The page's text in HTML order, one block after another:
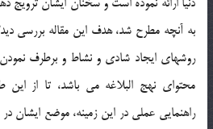
به آنچه مطرح شد، هدف اين مقاله بررسي
روشهاي ايجاد شادي و نشاط و برطرف
محتواي نهج البلاغه مي باشد، تا از
راهنمايي عملي در اين زمينه، موضع ايشان